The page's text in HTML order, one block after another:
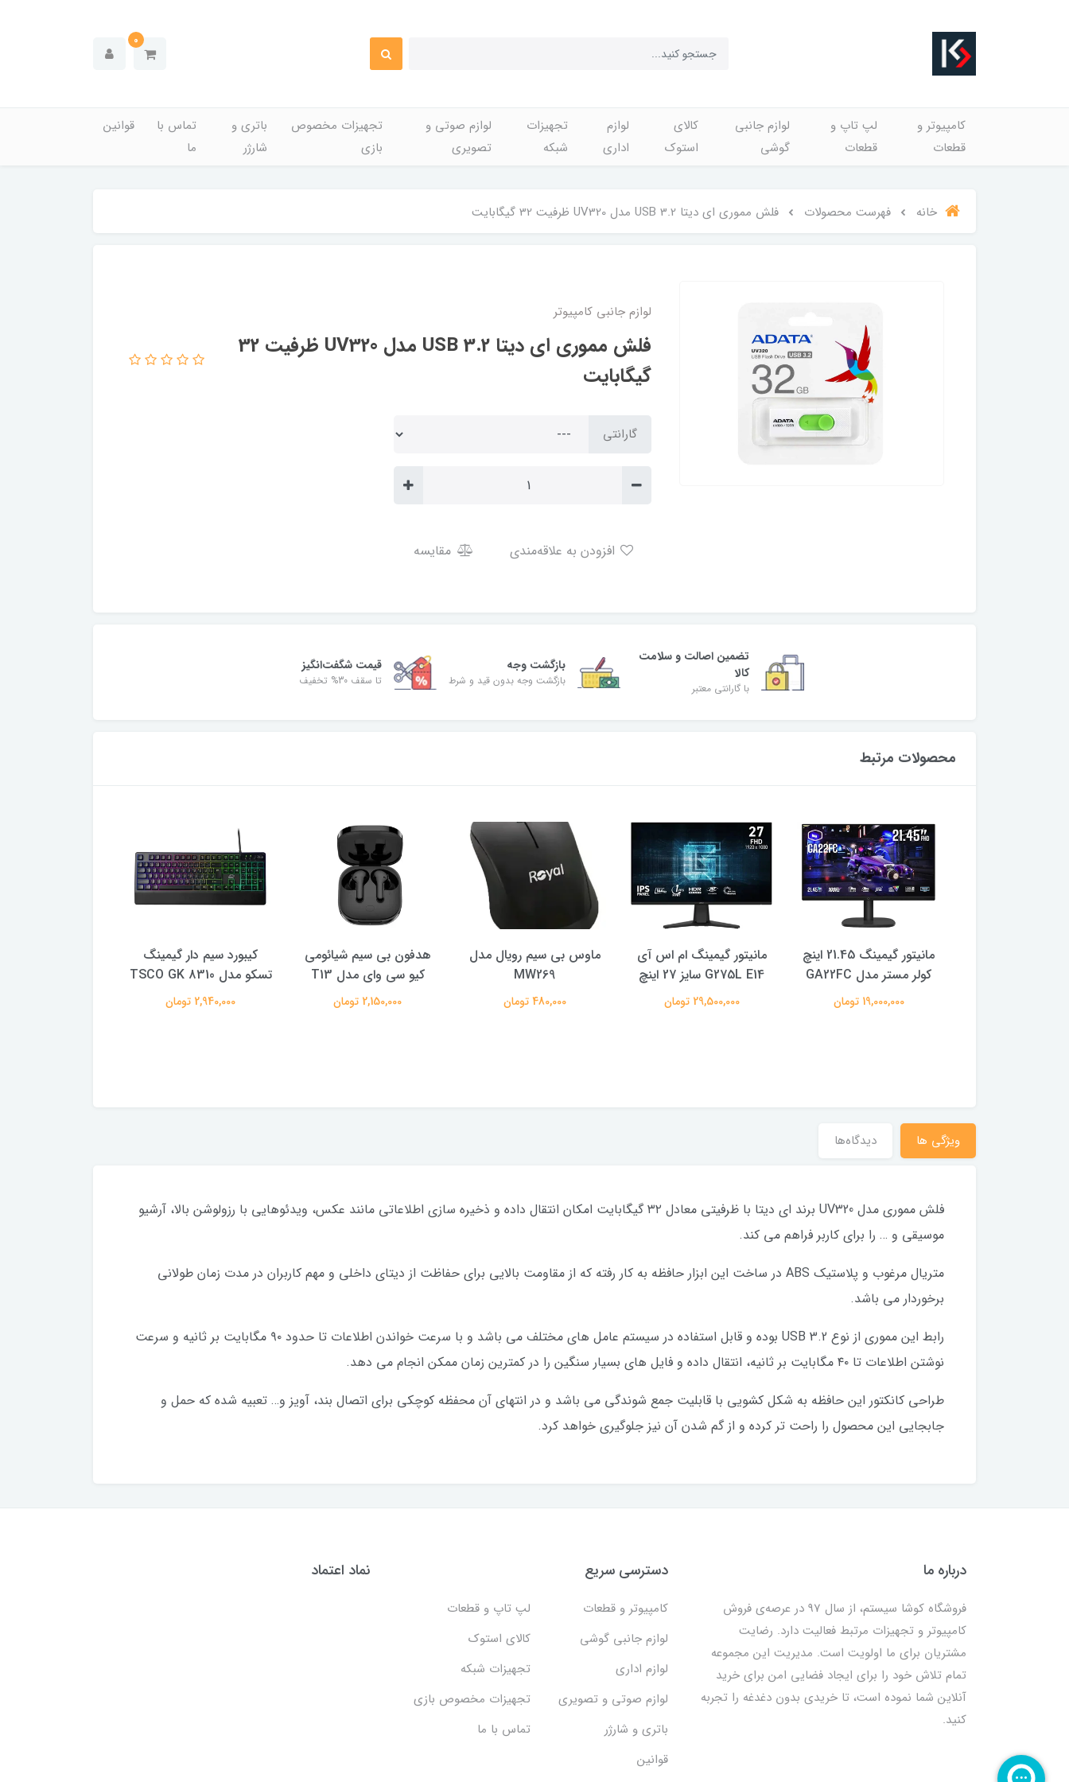
0
کامپیوتر و
قطعات
لپ تاپ و
قطعات
لوازم جانبی
گوشی
کالای
استوک
لوازم
اداری
تجهیزات
شبکه
لوازم صوتی و
تصویری
تجهیزات مخصوص
بازی
باتری و
شارژر
تماس با
ما
قوانین
خانه فهرست محصولات فلش مموری ای دیتا USB 3.2 مدل UV320 ظرفیت 32 گیگابایت
لوازم جانبی کامپیوتر
فلش مموری ای دیتا USB 3.2 مدل UV320 ظرفیت 32
گیگابایت
گارانتی
مقایسه
تضمین اصالت و سلامت
کالا
با گارانتی معتبر
بازگشت وجه
بازگشت وجه بدون قید و شرط
قیمت شگفت‌انگیز
تا سقف 30% تخفیف
محصولات مرتبط
مانیتور گیمینگ 21.45 اینچ
کولر مستر مدل GA22FC
19,000,000 تومان
مانیتور گیمینگ ام اس آی
G275L E14 سایز 27 اینچ
29,500,000 تومان
ماوس بی سیم رویال مدل
MW269
480,000 تومان
هدفون بی سیم شیائومی
کیو سی وای مدل T13
2,150,000 تومان
کیبورد سیم دار گیمینگ
تسکو مدل TSCO GK 8310
2,940,000 تومان
ویژگی ها دیدگاه‌ها
فلش مموری مدل UV320 برند ای دیتا با ظرفیتی معادل ۳۲ گیگابایت امکان انتقال داده و ذخیره سازی اطلاعاتی مانند عکس، ویدئوهایی با رزولوشن بالا، آرشیو
موسیقی و … را برای کاربر فراهم می کند.
متریال مرغوب و پلاستیک ABS در ساخت این ابزار حافظه به کار رفته که از مقاومت بالایی برای حفاظت از دیتای داخلی و مهم کاربران در مدت زمان طولانی
برخوردار می باشد.
رابط این مموری از نوع USB 3.2 بوده و قابل استفاده در سیستم عامل های مختلف می باشد و با سرعت خواندن اطلاعات تا حدود ۹۰ مگابایت بر ثانیه و سرعت
نوشتن اطلاعات تا ۴۰ مگابایت بر ثانیه، انتقال داده و فایل های بسیار سنگین را در کمترین زمان ممکن انجام می دهد.
طراحی کانکتور این حافظه به شکل کشویی با قابلیت جمع شوندگی می باشد و در انتهای آن محفظه کوچکی برای اتصال بند، آویز و… تعبیه شده که حمل و
جابجایی این محصول را راحت تر کرده و از گم شدن آن نیز جلوگیری خواهد کرد.
درباره ما
فروشگاه کوشا سیستم، از سال 97 در عرصه‌ی فروش
کامپیوتر و تجهیزات مرتبط فعالیت دارد. رضایت
مشتریان برای ما اولویت است. مدیریت این مجموعه
تمام تلاش خود را برای ایجاد فضایی امن برای خرید
آنلاین شما نموده است، تا خریدی بدون دغدغه را تجربه
کنید.
دسترسی سریع
کامپیوتر و قطعات
لپ تاپ و قطعات
لوازم جانبی گوشی
کالای استوک
لوازم اداری
تجهیزات شبکه
لوازم صوتی و تصویری
تجهیزات مخصوص بازی
باتری و شارژر
تماس با ما
قوانین
نماد اعتماد